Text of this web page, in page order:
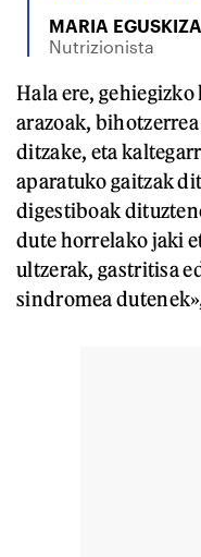
MARIA EGUSKIZA
Nutrizionista
Hala ere,
arazoak,
ditzake, eta
aparatuko gaitzak
digestiboak
dute horrelako jaki
ultzerak, gastritisa
sindromea